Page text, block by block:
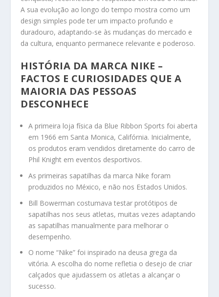
A sua evolução ao longo do tempo mostra como um
design simples pode ter um impacto profundo e
duradouro, adaptando-se às mudanças do mercado e
da cultura, enquanto permanece relevante e poderoso.
HISTÓRIA DA MARCA NIKE –
FACTOS E CURIOSIDADES QUE A
MAIORIA DAS PESSOAS
DESCONHECE
A primeira loja física da Blue Ribbon Sports foi aberta
em 1966 em Santa Monica, Califórnia. Inicialmente,
os produtos eram vendidos diretamente do carro de
Phil Knight em eventos desportivos.
As primeiras sapatilhas da marca Nike foram
produzidos no México, e não nos Estados Unidos.
Bill Bowerman costumava testar protótipos de
sapatilhas nos seus atletas, muitas vezes adaptando
as sapatilhas manualmente para melhorar o
desempenho.
O nome “Nike” foi inspirado na deusa grega da
vitória. A escolha do nome refletia o desejo de criar
calçados que ajudassem os atletas a alcançar o
sucesso.